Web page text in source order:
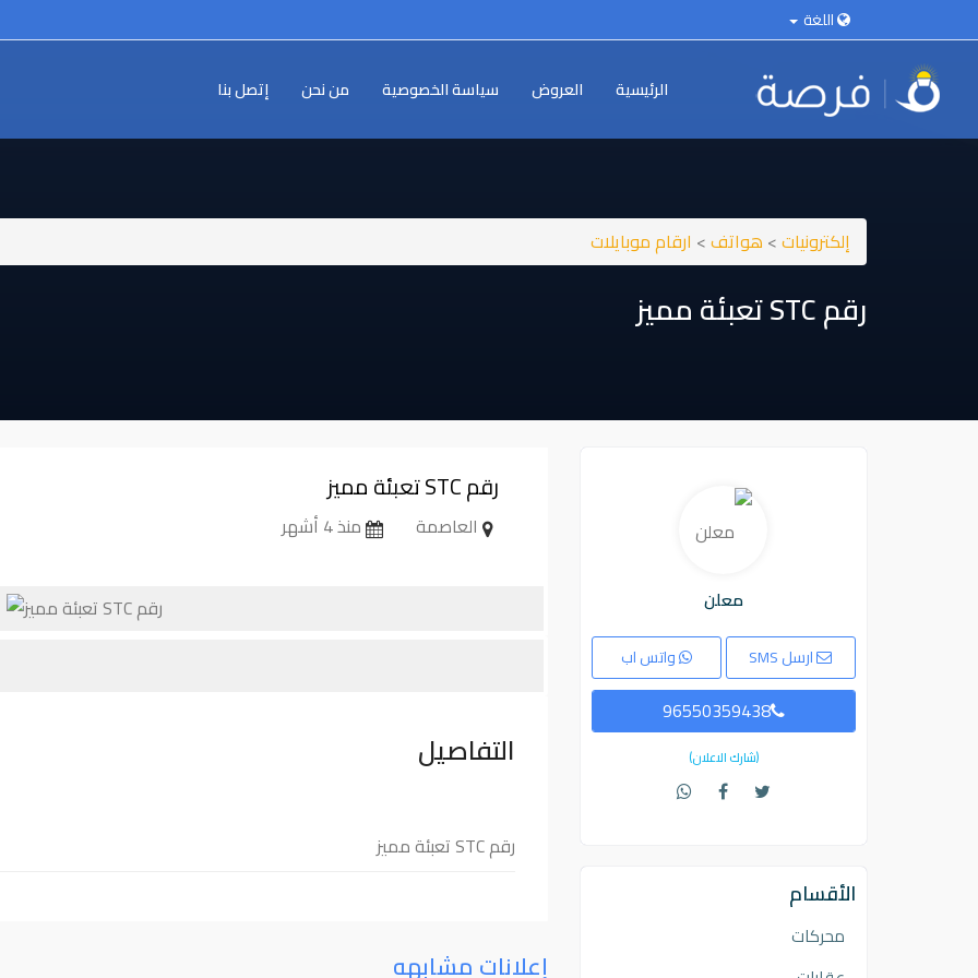
اللغة
الرئيسية العروض سياسة الخصوصية من نحن إتصل بنا
إلكترونيات> هواتف> ارقام موبايلات
رقم ⁦⁦STC⁩⁩ تعبئة مميز
رقم ⁦⁦STC⁩⁩ تعبئة مميز
العاصمة منذ 4 أشهر
التفاصيل
رقم STC تعبئة مميز
إعلانات مشابهه
معلن
ارسل SMS واتس اب
96550359438
(شارك الاعلان)
الأقسام
محركات